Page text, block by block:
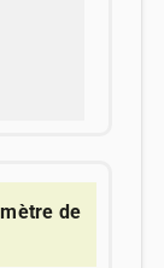
de